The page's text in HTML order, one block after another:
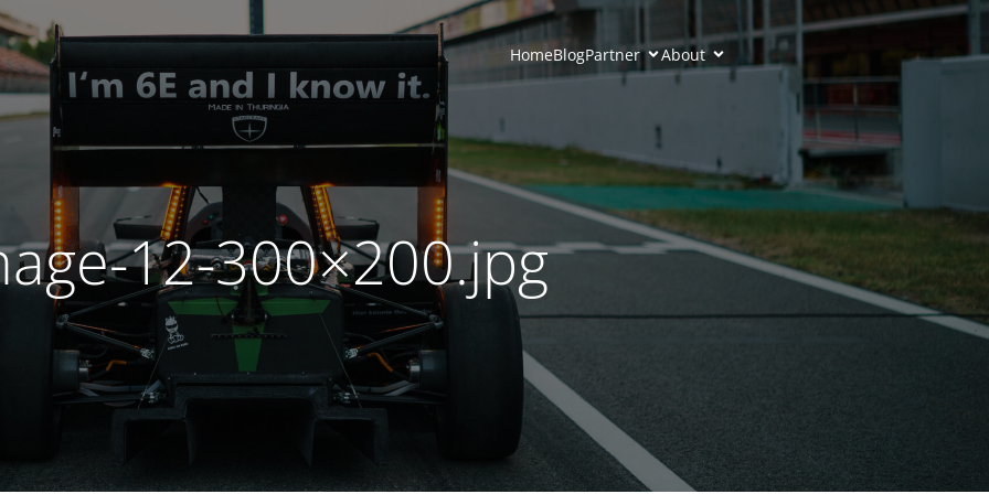
HomeBlogPartner About
12-300×200.jpg